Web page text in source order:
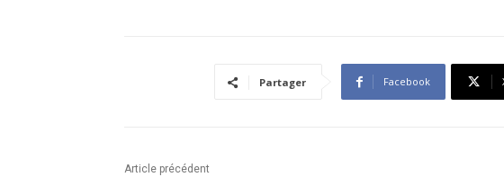
Partager Facebook
Article précédent